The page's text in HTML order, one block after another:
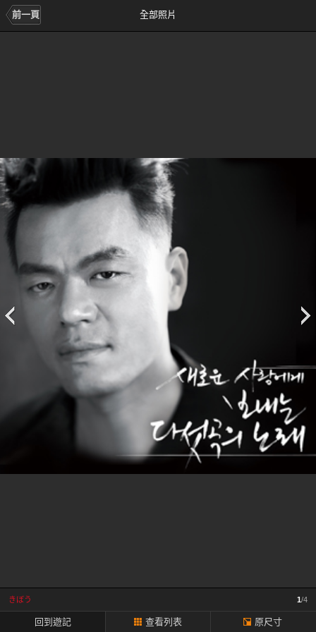
全部照片
前一頁
前
一
次
きぼう 1/4
回到遊記 查看列表 原尺寸